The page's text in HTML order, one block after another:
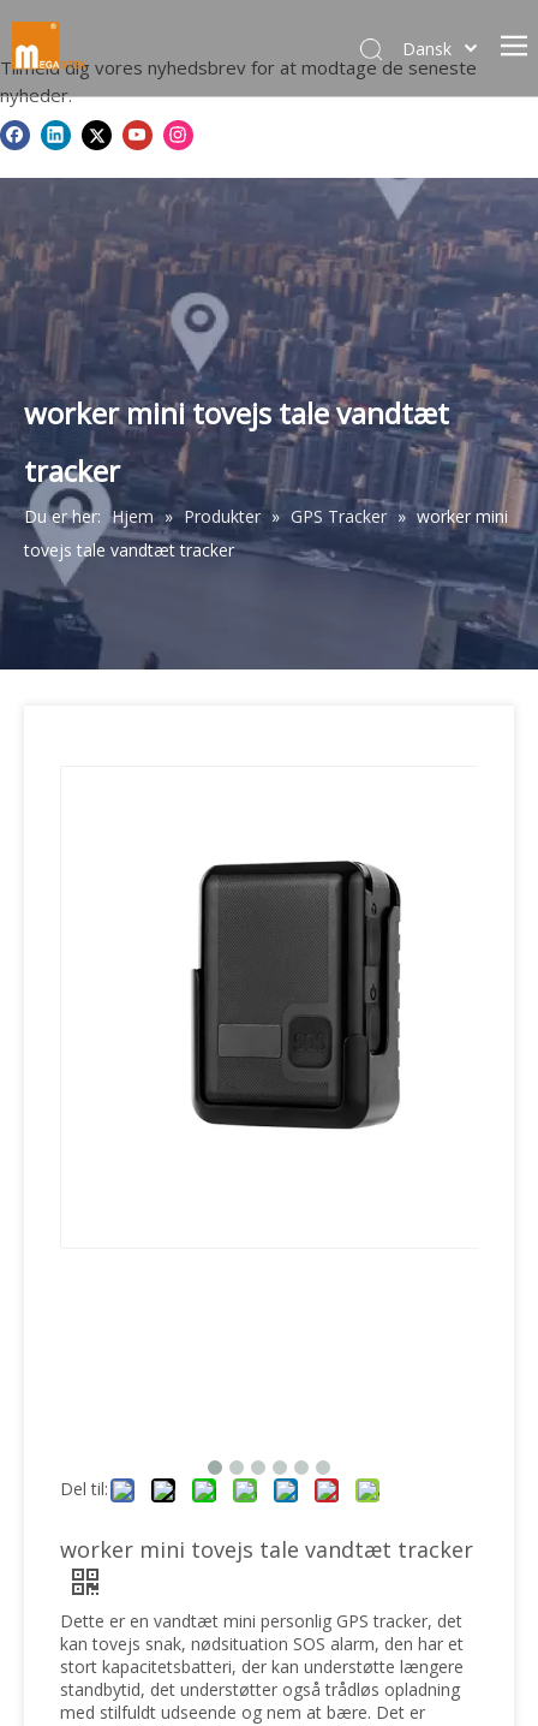
Dansk
Italiano
Deutsch
Português
Español
Pусский
Français
简体中文
English
Tilmeld dig vores nyhedsbrev for at modtage de seneste
nyheder.
worker mini tovejs tale vandtæt
tracker
Du er her: Hjem » Produkter » GPS Tracker » worker mini
tovejs tale vandtæt tracker
Del til:
worker mini tovejs tale vandtæt tracker
Dette er en vandtæt mini personlig GPS tracker, det
kan tovejs snak, nødsituation SOS alarm, den har et
stort kapacitetsbatteri, der kan understøtte længere
standbytid, det understøtter også trådløs opladning
med stilfuldt udseende og nem at bære. Det er